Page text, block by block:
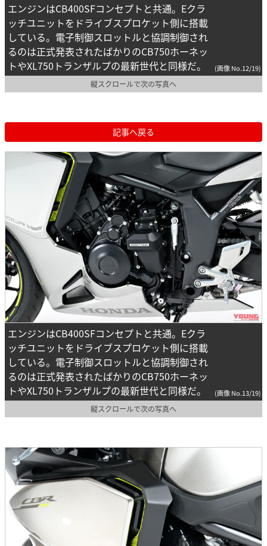
エンジンはCB400SFコンセプトと共通。Eクラ
ッチユニットをドライブスプロケット側に搭載
している。電子制御スロットルと協調制御され
るのは正式発表されたばかりのCB750ホーネッ
トやXL750トランザルプの最新世代と同様だ。
(画像 No.12/19)
縦スクロールで次の写真へ
記事へ戻る
エンジンはCB400SFコンセプトと共通。Eクラ
ッチユニットをドライブスプロケット側に搭載
している。電子制御スロットルと協調制御され
るのは正式発表されたばかりのCB750ホーネッ
トやXL750トランザルプの最新世代と同様だ。
(画像 No.13/19)
縦スクロールで次の写真へ